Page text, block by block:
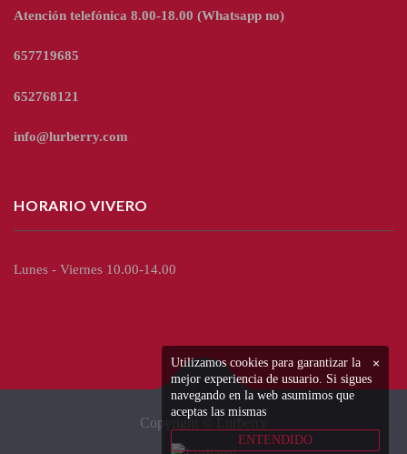
Atención telefónica 8.00-18.00 (Whatsapp no)
657719685
652768121
info@lurberry.com
HORARIO VIVERO
Lunes - Viernes 10.00-14.00
Copyright © Lurberry
×
Utilizamos cookies para garantizar la
mejor experiencia de usuario. Si sigues
navegando en la web asumimos que
aceptas las mismas
ENTENDIDO